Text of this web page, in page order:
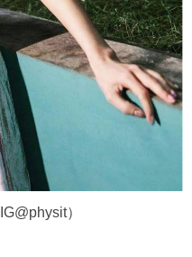
）